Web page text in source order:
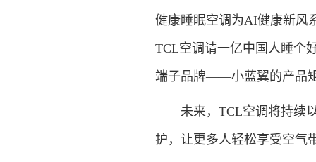
健康睡眠空调为AI健康新风
TCL空调请一亿中国人睡个
端子品牌——小蓝翼的产品
未来，TCL空调将持续以
护，让更多人轻松享受空气